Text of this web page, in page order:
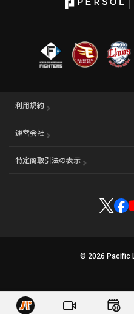
利用規約
運営会社 （別ウィンドウで開く）
特定商取引法の表示
© 2026 Pacific